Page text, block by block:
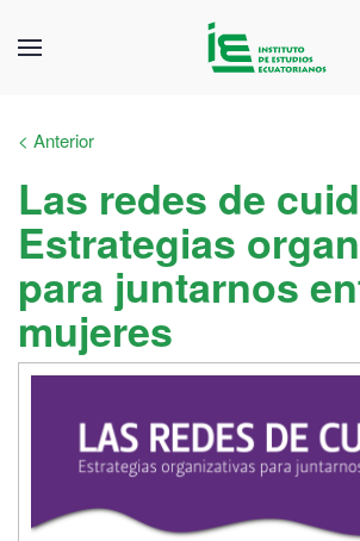
< Anterior
Las redes de
Estrategias
para juntarnos
mujeres